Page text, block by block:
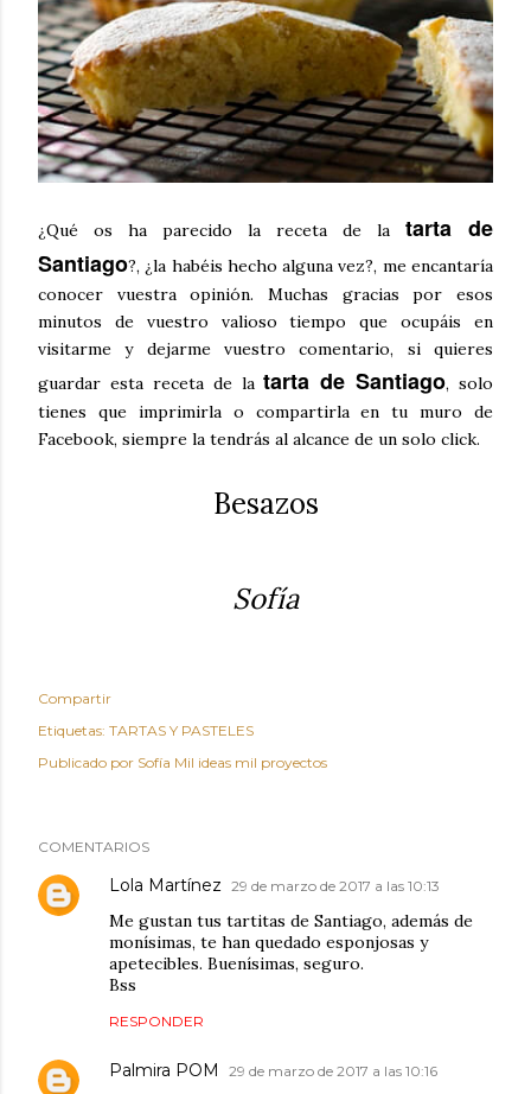
¿Qué os ha parecido la receta de la tarta de
Santiago?, ¿la habéis hecho alguna vez?, me encantaría
conocer vuestra opinión. Muchas gracias por esos
minutos de vuestro valioso tiempo que ocupáis en
visitarme y dejarme vuestro comentario, si quieres
guardar esta receta de latarta de Santiago, solo
tienes que imprimirla o compartirla en tu muro de
Facebook, siempre la tendrás al alcance de un solo click.
Besazos
Sofía
Compartir
Etiquetas: TARTAS Y PASTELES
Publicado por Sofía Mil ideas mil proyectos
COMENTARIOS
Lola Martínez 29 de marzo de 2017 a las 10:13
Me gustan tus tartitas de Santiago, además de
monísimas, te han quedado esponjosas y
apetecibles. Buenísimas, seguro.
Bss
RESPONDER
Palmira POM 29 de marzo de 2017 a las 10:16